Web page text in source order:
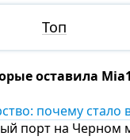
Топ
оставила
почему
порт на Черном